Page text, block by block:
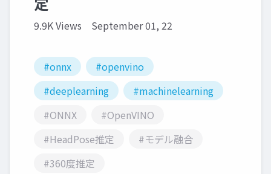
9.9K Views September 01, 22
#onnx
#openvino
#deeplearning
#machinelearning
#ONNX
#OpenVINO
#HeadPose推定
#モデル融合
#360度推定